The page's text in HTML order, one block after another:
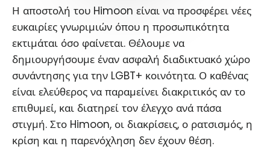
Η αποστολή του Himoon είναι να προσφέρει νέες
ευκαιρίες γνωριμιών όπου η προσωπικότητα
εκτιμάται όσο φαίνεται. Θέλουμε να
δημιουργήσουμε έναν ασφαλή διαδικτυακό χώρο
συνάντησης για την LGBT+ κοινότητα. Ο καθένας
είναι ελεύθερος να παραμείνει διακριτικός αν το
επιθυμεί, και διατηρεί τον έλεγχο ανά πάσα
στιγμή. Στο Himoon, οι διακρίσεις, ο ρατσισμός, η
κρίση και η παρενόχληση δεν έχουν θέση.